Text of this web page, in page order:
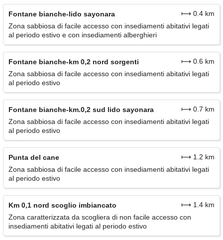
Fontane bianche-lido sayonara
⟼ 0.4 km
Zona sabbiosa di facile accesso con insediamenti abitativi legati
al periodo estivo e con insediamenti alberghieri
Fontane bianche-km 0,2 nord sorgenti
⟼ 0.6 km
Zona sabbiosa di facile accesso con insediamenti abitativi legati
al periodo estivo
Fontane bianche-km.0,2 sud lido sayonara
⟼ 0.7 km
Zona sabbiosa di facile accesso con insediamenti abitativi legati
al periodo estivo
Punta del cane
⟼ 1.2 km
Zona sabbiosa di facile accesso con insediamenti abitativi legati
al periodo estivo
Km 0,1 nord scoglio imbiancato
⟼ 1.4 km
Zona caratterizzata da scogliera di non facile accesso con
insediamenti abitativi legati al periodo estivo